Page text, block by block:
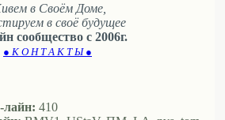
в Своём Доме,
в своё будущее
сообщество с 2006г.
● К О Н Т А К Т Ы ●
лайн: 410